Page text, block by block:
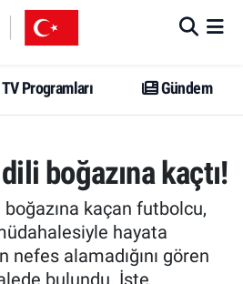
TV Programları Gündem
boğazına kaçtı!
kaçan futbolcu,
hayata
nefes alamadığını gören